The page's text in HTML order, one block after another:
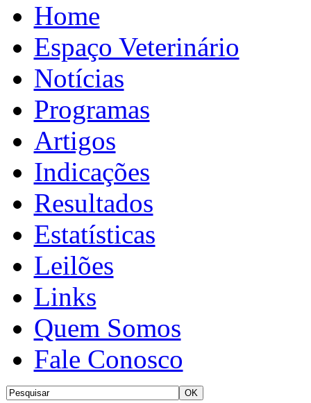
Home
Espaço Veterinário
Notícias
Programas
Artigos
Indicações
Resultados
Estatísticas
Leilões
Links
Quem Somos
Fale Conosco